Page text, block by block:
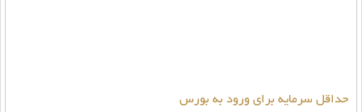
حداقل سرمایه برای ورود به بورس